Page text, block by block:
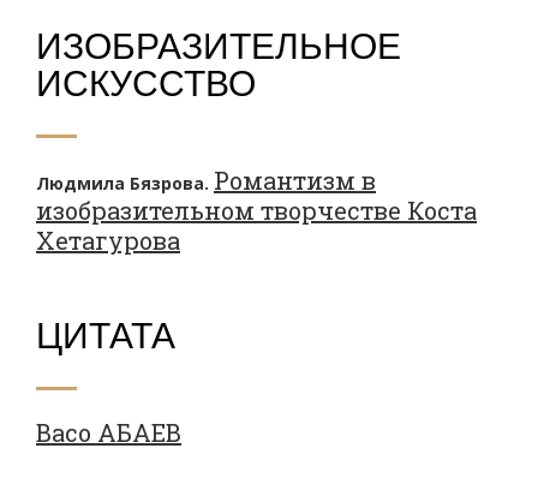
ИЗОБРАЗИТЕЛЬНОЕ
ИСКУССТВО
Людмила Бязрова. Романтизм в
изобразительном творчестве Коста
Хетагурова
ЦИТАТА
Васо АБАЕВ